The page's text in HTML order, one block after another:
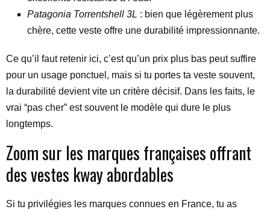
Patagonia Torrentshell 3L : bien que légèrement plus
chère, cette veste offre une durabilité impressionnante.
Ce qu’il faut retenir ici, c’est qu’un prix plus bas peut suffire
pour un usage ponctuel, mais si tu portes ta veste souvent,
la durabilité devient vite un critère décisif. Dans les faits, le
vrai “pas cher” est souvent le modèle qui dure le plus
longtemps.
Zoom sur les marques françaises offrant
des vestes kway abordables
Si tu privilégies les marques connues en France, tu as